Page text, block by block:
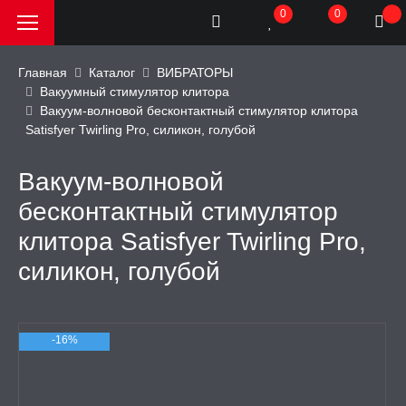
АКЦИИ и
клитора
премиум
0 0
Главная Каталог
ВИБРАТОРЫ
Вакуумный стимулятор клитора
Вакуум-волновой бесконтактный стимулятор клитора
Satisfyer Twirling Pro, силикон, голубой
Вакуум-волновой
бесконтактный стимулятор
клитора Satisfyer Twirling Pro,
силикон, голубой
-16%